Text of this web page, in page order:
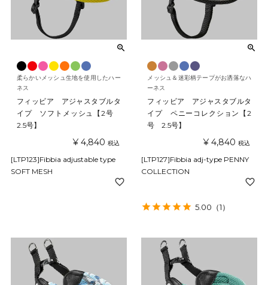
柔らかいメッシュ生地を使用したハー
ネス
フィッビア アジャスタブルタ
イプ ソフトメッシュ【2号
2.5号】
¥ 4,840 税込
[LTP123]Fibbia adjustable type
SOFT MESH
メッシュ＆迷彩柄テープがお洒落なハ
ーネス
フィッビア アジャスタブルタ
イプ ペニーコレクション【2
号 2.5号】
¥ 4,840 税込
[LTP127]Fibbia adj-type PENNY
COLLECTION
5.00 （1）